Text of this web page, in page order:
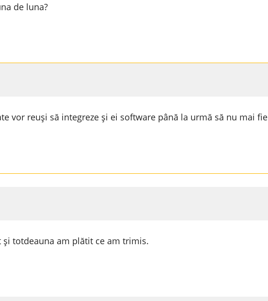
de luna?
vor reuși să integreze și ei software până la urmă să nu mai fie
și totdeauna am plătit ce am trimis.